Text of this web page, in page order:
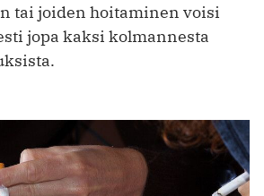
tai joiden hoitaminen voisi
jopa kaksi kolmannesta